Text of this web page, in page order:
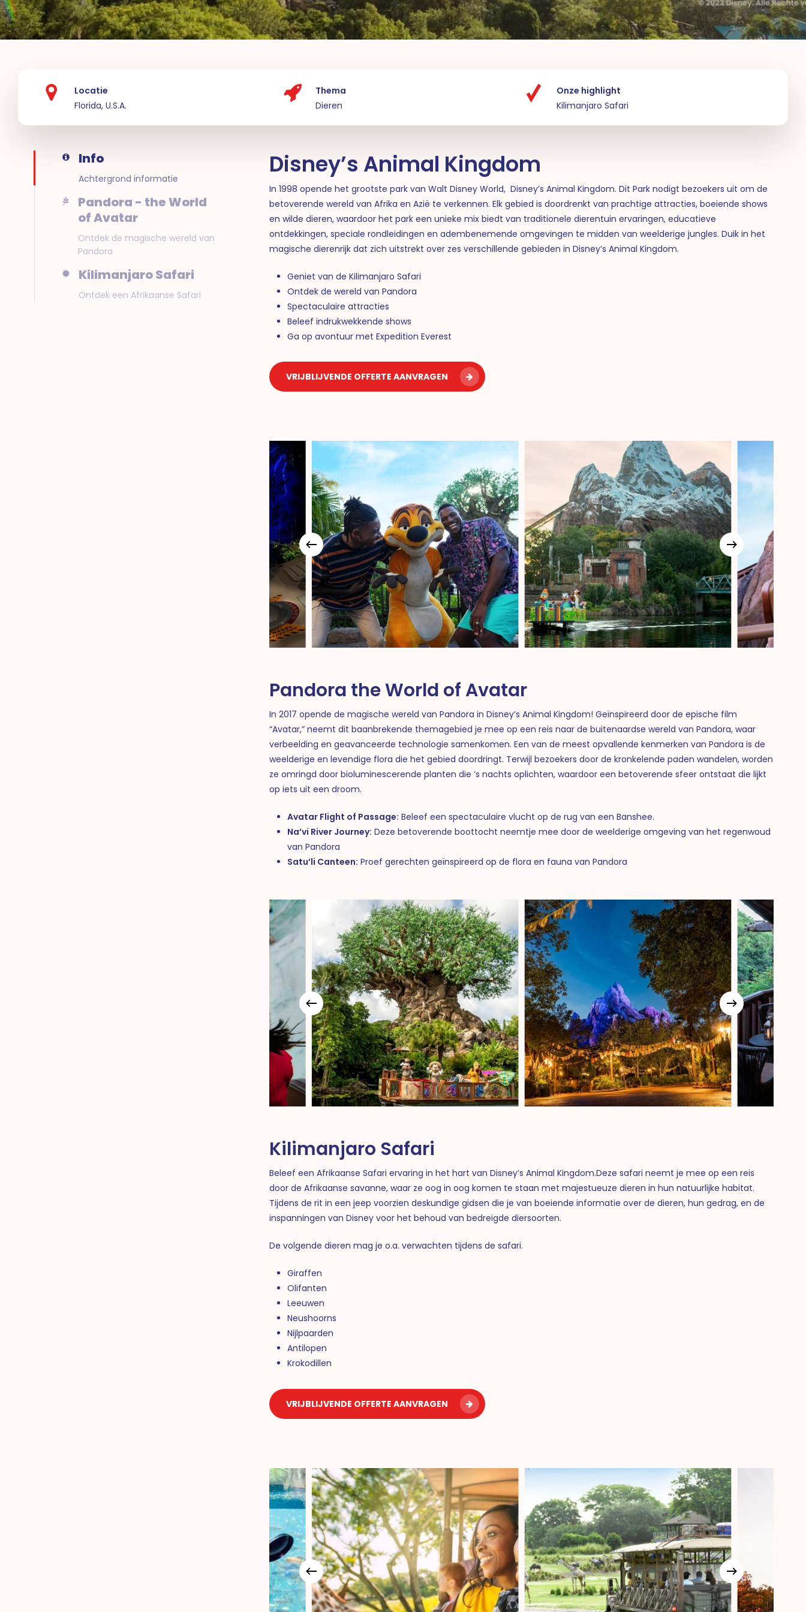
Locatie
Florida, U.S.A.
Thema
Dieren
Onze highlight
Kilimanjaro Safari
Info
Achtergrond informatie
Pandora - the World
of Avatar
Ontdek de magische wereld van
Pandora
Kilimanjaro Safari
Ontdek een Afrikaanse Safari
Disney’s Animal Kingdom
In 1998 opende het grootste park van Walt Disney World, Disney’s Animal Kingdom.Dit Park nodigt bezoekers uit om de
betoverende wereld van Afrika en Azië te verkennen. Elk gebied is doordrenkt van prachtige attracties, boeiende shows
en wilde dieren, waardoor het park een unieke mix biedt van traditionele dierentuin ervaringen, educatieve
ontdekkingen, speciale rondleidingen en adembenemende omgevingen te midden van weelderige jungles. Duik in het
magische dierenrijk dat zich uitstrekt over zes verschillende gebieden in Disney’s Animal Kingdom.
Geniet van de Kilimanjaro Safari
Ontdek de wereld van Pandora
Spectaculaire attracties
Beleef indrukwekkende shows
Ga op avontuur met Expedition Everest
VRIJBLIJVENDE OFFERTE AANVRAGEN
Pandora the World of Avatar
In 2017 opende de magische wereld van Pandora in Disney’s Animal Kingdom! Geïnspireerd door de epische film
“Avatar,” neemt dit baanbrekende themagebied je mee op een reis naar de buitenaardse wereld van Pandora, waar
verbeelding en geavanceerde technologie samenkomen. Een van de meest opvallende kenmerken van Pandora is de
weelderige en levendige flora die het gebied doordringt. Terwijl bezoekers door de kronkelende paden wandelen, worden
ze omringd door bioluminescerende planten die ’s nachts oplichten, waardoor een betoverende sfeer ontstaat die lijkt
op iets uit een droom.
Avatar Flight of Passage: Beleef een spectaculaire vlucht op de rug van een Banshee.
Na’vi River Journey: Deze betoverende boottocht neemtje mee door de weelderige omgeving van het regenwoud
van Pandora
Satu’li Canteen: Proef gerechten geïnspireerd op de flora en fauna van Pandora
Kilimanjaro Safari
Beleef een Afrikaanse Safari ervaring in het hart van Disney’s Animal Kingdom.Deze safari neemt je mee op een reis
door de Afrikaanse savanne, waar ze oog in oog komen te staan met majestueuze dieren in hun natuurlijke habitat.
Tijdens de rit in een jeep voorzien deskundige gidsen die je van boeiende informatie over de dieren, hun gedrag, en de
inspanningen van Disney voor het behoud van bedreigde diersoorten.
De volgende dieren mag je o.a. verwachten tijdens de safari.
Giraffen
Olifanten
Leeuwen
Neushoorns
Nijlpaarden
Antilopen
Krokodillen
VRIJBLIJVENDE OFFERTE AANVRAGEN